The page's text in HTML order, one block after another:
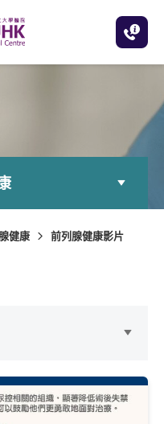
健康 前列腺健康影片